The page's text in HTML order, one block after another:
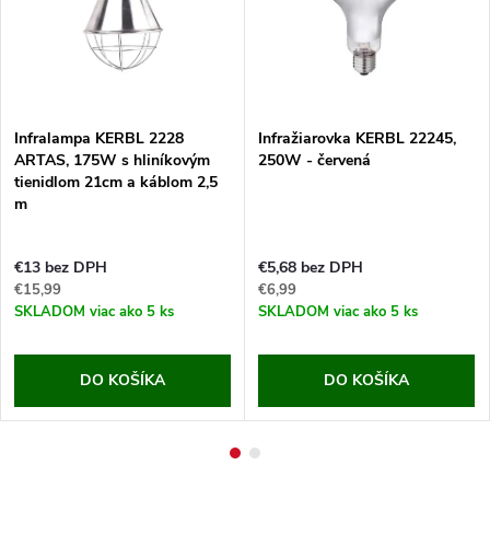
Infralampa KERBL 2228
ARTAS, 175W s hliníkovým
tienidlom 21cm a káblom 2,5
m
€13 bez DPH
€15,99
SKLADOM viac ako 5 ks
DO KOŠÍKA
Infražiarovka KERBL 22245,
250W - červená
€5,68 bez DPH
€6,99
SKLADOM viac ako 5 ks
DO KOŠÍKA